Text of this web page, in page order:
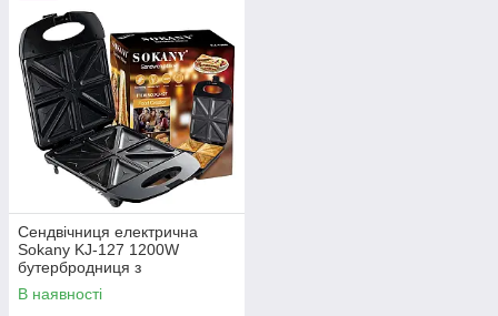
Сендвічниця електрична
Sokany KJ-127 1200W
бутербродниця з
антипригарним покриттям
В наявності